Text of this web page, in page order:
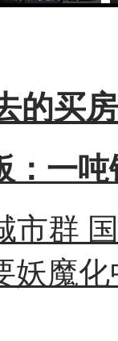
的买
：一
市群
妖魔